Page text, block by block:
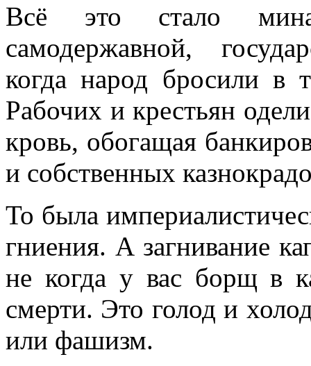
Всё это стало
самодержавной,
когда народ бросили в
Рабочих и крестьян
кровь, обогащая
и собственных
То была
гниения. А загнивание
не когда у вас борщ в
смерти. Это голод и
или фашизм.